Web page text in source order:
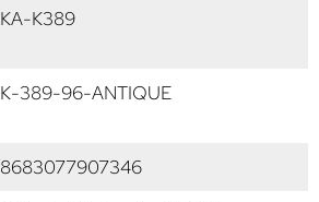
KA-K389
K-389-96-ANTIQUE
8683077907346